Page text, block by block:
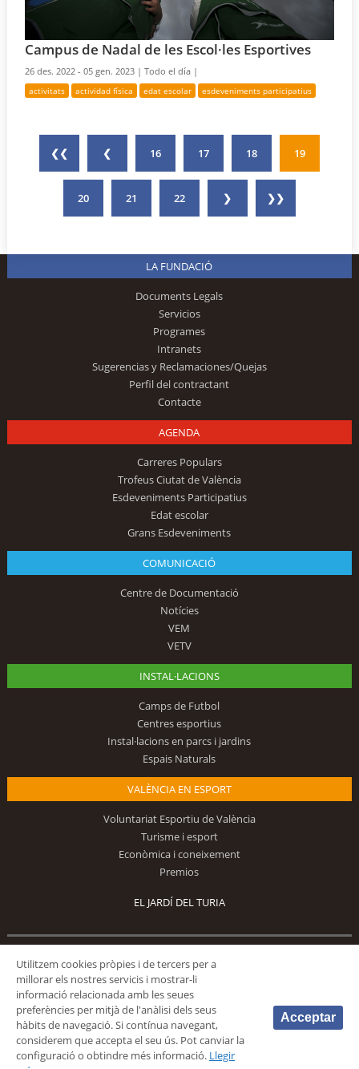
Campus de Nadal de les Escol·les Esportives
26 des. 2022 - 05 gen. 2023 |Todo el día |
activitats actividad física edat escolar esdeveniments participatius
❮❮ ❮ 16 17 18 19
20 21 22 ❯ ❯❯
LA FUNDACIÓ
Documents Legals
Servicios
Programes
Intranets
Sugerencias y Reclamaciones/Quejas
Perfil del contractant
Contacte
AGENDA
Carreres Populars
Trofeus Ciutat de València
Esdeveniments Participatius
Edat escolar
Grans Esdeveniments
COMUNICACIÓ
Centre de Documentació
Notícies
VEM
VETV
INSTAL·LACIONS
Camps de Futbol
Centres esportius
Instal·lacions en parcs i jardins
Espais Naturals
VALÈNCIA EN ESPORT
Voluntariat Esportiu de València
Turisme i esport
Econòmica i coneixement
Premios
EL JARDÍ DEL TURIA
© 2026 Fundación Deportiva Municipal Valencia |AVÍS LEGAL
Utilitzem cookies pròpies i de tercers per a
millorar els nostres servicis i mostrar-li
informació relacionada amb les seues
preferències per mitjà de l'anàlisi dels seus
hàbits de navegació. Si contínua navegant,
considerem que accepta el seu ús. Pot canviar la
configuració o obtindre més informació. Llegir
Acceptar